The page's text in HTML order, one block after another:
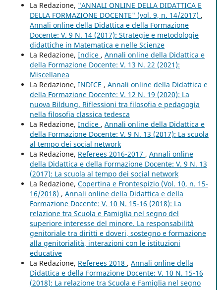
La Redazione, "ANNALI ONLINE DELLA DIDATTICA E
DELLA FORMAZIONE DOCENTE" (vol. 9, n. 14/2017) ,
Annali online della Didattica e della Formazione
Docente: V. 9 N. 14 (2017): Strategie e metodologie
didattiche in Matematica e nelle Scienze
La Redazione, Indice , Annali online della Didattica e
della Formazione Docente: V. 13 N. 22 (2021):
Miscellanea
La Redazione, INDICE , Annali online della Didattica e
della Formazione Docente: V. 12 N. 19 (2020): La
nuova Bildung. Riflessioni tra filosofia e pedagogia
nella filosofia classica tedesca
La Redazione, Indice , Annali online della Didattica e
della Formazione Docente: V. 9 N. 13 (2017): La scuola
al tempo dei social network
La Redazione, Referees 2016-2017 , Annali online
della Didattica e della Formazione Docente: V. 9 N. 13
(2017): La scuola al tempo dei social network
La Redazione, Copertina e Frontespizio (Vol. 10, n. 15-
16/2018) , Annali online della Didattica e della
Formazione Docente: V. 10 N. 15-16 (2018): La
relazione tra Scuola e Famiglia nel segno del
superiore interesse del minore. La responsabilità
genitoriale tra diritti e doveri, sostegno e formazione
alla genitorialità, interazioni con le istituzioni
educative
La Redazione, Referees 2018 , Annali online della
Didattica e della Formazione Docente: V. 10 N. 15-16
(2018): La relazione tra Scuola e Famiglia nel segno